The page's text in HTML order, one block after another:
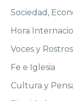
Sociedad,
Hora
Voces y Rostros
Fe e Iglesia
Cultura y